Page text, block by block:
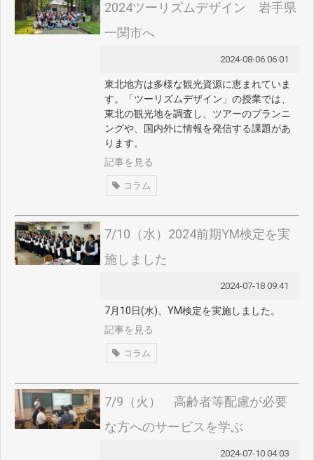
2024ツーリズムデザイン 岩手県
一関市へ
2024-08-06 06:01
東北地方は多様な観光資源に恵まれていま
す。「ツーリズムデザイン」の授業では、
東北の観光地を調査し、ツアーのプランニ
ングや、国内外に情報を発信する課題があ
ります。
記事を見る
コラム
7/10（水）2024前期YM検定を実
施しました
2024-07-18 09:41
7月10日(水)、YM検定を実施しました。
記事を見る
コラム
7/9（火） 高齢者等配慮が必要
な方へのサービスを学ぶ
2024-07-10 04:03